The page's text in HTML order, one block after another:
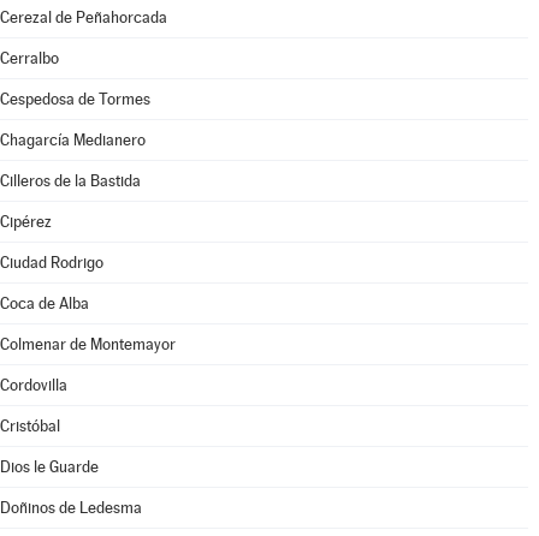
Cerezal de Peñahorcada
Cerralbo
Cespedosa de Tormes
Chagarcía Medianero
Cilleros de la Bastida
Cipérez
Ciudad Rodrigo
Coca de Alba
Colmenar de Montemayor
Cordovilla
Cristóbal
Dios le Guarde
Doñinos de Ledesma